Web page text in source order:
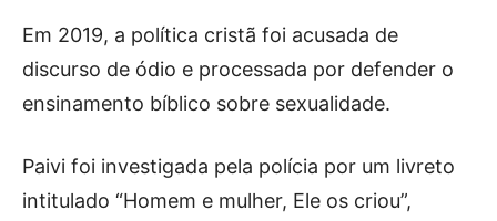
Em 2019, a política cristã foi acusada de
discurso de ódio e processada por defender o
ensinamento bíblico sobre sexualidade.
Paivi foi investigada pela polícia por um livreto
intitulado “Homem e mulher, Ele os criou”,